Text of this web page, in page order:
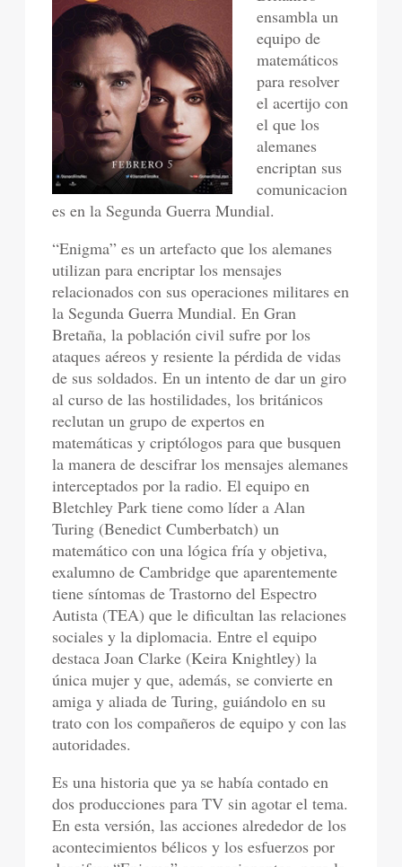
ensambla un
equipo de
matemáticos
para resolver
el acertijo con
el que los
alemanes
encriptan sus
comunicacion
es en la Segunda Guerra Mundial.
“Enigma” es un artefacto que los alemanes
utilizan para encriptar los mensajes
relacionados con sus operaciones militares en
la Segunda Guerra Mundial. En Gran
Bretaña, la población civil sufre por los
ataques aéreos y resiente la pérdida de vidas
de sus soldados. En un intento de dar un giro
al curso de las hostilidades, los británicos
reclutan un grupo de expertos en
matemáticas y criptólogos para que busquen
la manera de descifrar los mensajes alemanes
interceptados por la radio. El equipo en
Bletchley Park tiene como líder a Alan
Turing (Benedict Cumberbatch) un
matemático con una lógica fría y objetiva,
exalumno de Cambridge que aparentemente
tiene síntomas de Trastorno del Espectro
Autista (TEA) que le dificultan las relaciones
sociales y la diplomacia. Entre el equipo
destaca Joan Clarke (Keira Knightley) la
única mujer y que, además, se convierte en
amiga y aliada de Turing, guiándolo en su
trato con los compañeros de equipo y con las
autoridades.
Es una historia que ya se había contado en
dos producciones para TV sin agotar el tema.
En esta versión, las acciones alrededor de los
acontecimientos bélicos y los esfuerzos por